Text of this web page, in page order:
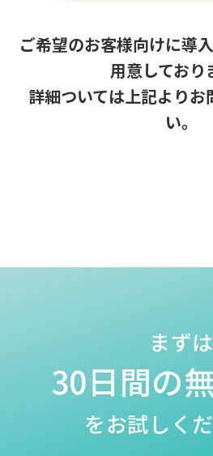
ご希望のお客様向けに導
用意しており
詳細ついては上記よりお
い。
まずは
30日間の
をお試しく